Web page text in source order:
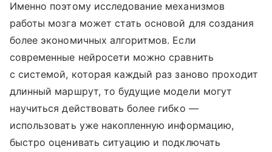
Именно поэтому исследование механизмов
работы мозга может стать основой для создания
более экономичных алгоритмов. Если
современные нейросети можно сравнить
с системой, которая каждый раз заново проходит
длинный маршрут, то будущие модели могут
научиться действовать более гибко —
использовать уже накопленную информацию,
быстро оценивать ситуацию и подключать